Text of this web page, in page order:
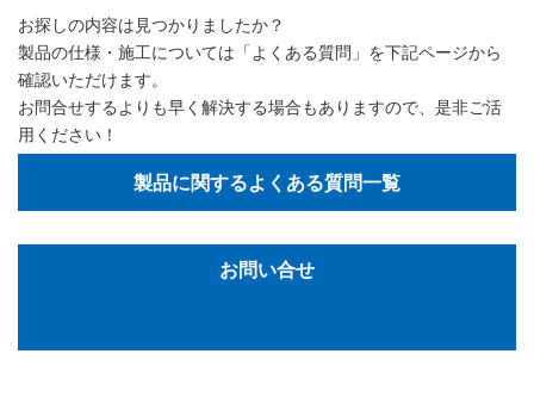
お探しの内容は見つかりましたか？
製品の仕様・施工については「よくある質問」を下記ページから
確認いただけます。
お問合せするよりも早く解決する場合もありますので、是非ご活
用ください！
製品に関するよくある質問一覧
お問い合せ